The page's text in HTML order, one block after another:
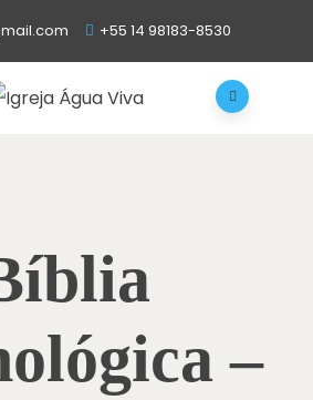
+55 14 98183-8530
–